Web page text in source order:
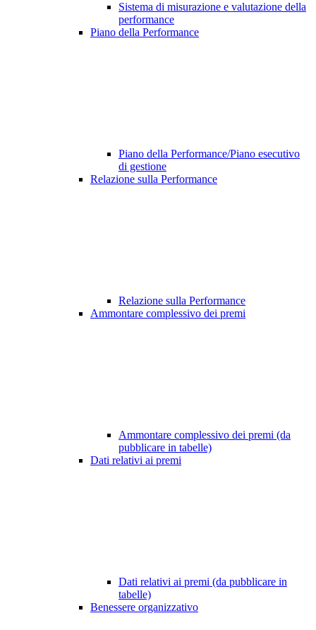
Sistema di misurazione e valutazione della
performance
Piano della Performance
Piano della Performance/Piano esecutivo
di gestione
Relazione sulla Performance
Relazione sulla Performance
Ammontare complessivo dei premi
Ammontare complessivo dei premi (da
pubblicare in tabelle)
Dati relativi ai premi
Dati relativi ai premi (da pubblicare in
tabelle)
Benessere organizzativo